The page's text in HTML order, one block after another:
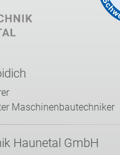
Maschinenbautechniker
Haunetal GmbH